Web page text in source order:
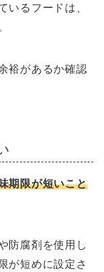
いるフードは、
裕があるか確認
期限が短いこと
防腐剤を使用し
が短めに設定さ